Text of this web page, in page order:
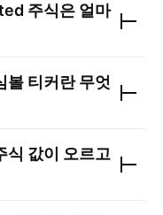
주식은 얼마
볼 티커란 무엇
식 값이 오르고